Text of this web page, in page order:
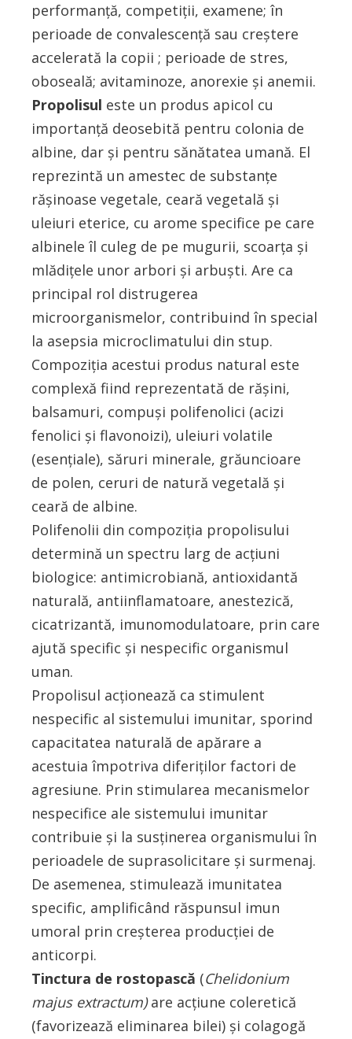
performanţă, competiţii, examene; în
perioade de convalescenţă sau creştere
accelerată la copii ; perioade de stres,
oboseală; avitaminoze, anorexie şi anemii.
Propolisul este un produs apicol cu
importanţă deosebită pentru colonia de
albine, dar şi pentru sănătatea umană. El
reprezintă un amestec de substanţe
răşinoase vegetale, ceară vegetală şi
uleiuri eterice, cu arome specifice pe care
albinele îl culeg de pe mugurii, scoarţa şi
mlădiţele unor arbori şi arbuşti. Are ca
principal rol distrugerea
microorganismelor, contribuind în special
la asepsia microclimatului din stup.
Compoziţia acestui produs natural este
complexă fiind reprezentată de răşini,
balsamuri, compuşi polifenolici (acizi
fenolici şi flavonoizi), uleiuri volatile
(esenţiale), săruri minerale, grăuncioare
de polen, ceruri de natură vegetală şi
ceară de albine.
Polifenolii din compoziţia propolisului
determină un spectru larg de acţiuni
biologice: antimicrobiană, antioxidantă
naturală, antiinflamatoare, anestezică,
cicatrizantă, imunomodulatoare, prin care
ajută specific şi nespecific organismul
uman.
Propolisul acţionează ca stimulent
nespecific al sistemului imunitar, sporind
capacitatea naturală de apărare a
acestuia împotriva diferiţilor factori de
agresiune. Prin stimularea mecanismelor
nespecifice ale sistemului imunitar
contribuie şi la susţinerea organismului în
perioadele de suprasolicitare şi surmenaj.
De asemenea, stimulează imunitatea
specific, amplificând răspunsul imun
umoral prin creșterea producţiei de
anticorpi.
Tinctura de rostopască (Chelidonium
majus extractum)are acţiune coleretică
(favorizează eliminarea bilei) şi colagogă